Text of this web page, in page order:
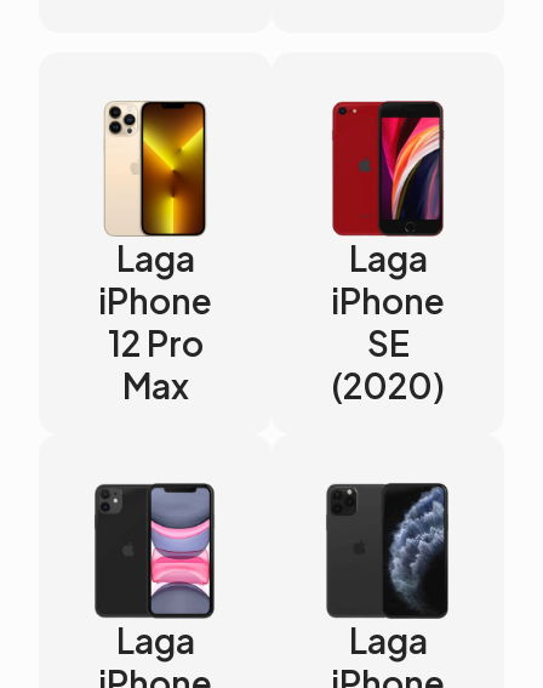
Laga
iPhone
12 Pro
Max
Laga
iPhone
SE
(2020)
Laga
Laga